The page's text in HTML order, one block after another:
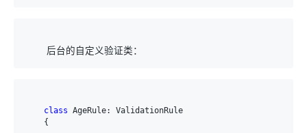
后台的自定义验证类：
class AgeRule: ValidationRule
    {